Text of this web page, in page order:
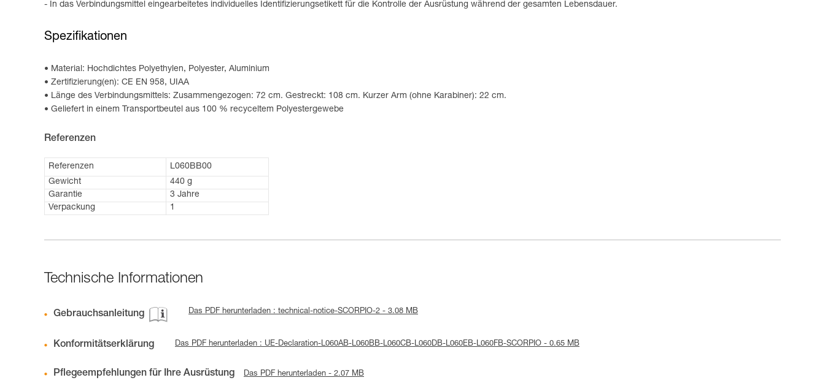
- In das Verbindungsmittel eingearbeitetes individuelles Identifizierungsetikett für die Kontrolle der Ausrüstung während der gesamten Lebensdauer.
Spezifikationen
Material: Hochdichtes Polyethylen, Polyester, Aluminium
Zertifizierung(en): CE EN 958, UIAA
Länge des Verbindungsmittels: Zusammengezogen: 72 cm. Gestreckt: 108 cm. Kurzer Arm (ohne Karabiner): 22 cm.
Geliefert in einem Transportbeutel aus 100 % recyceltem Polyestergewebe
Referenzen
Referenzen
L060BB00
Gewicht
440 g
Garantie
3 Jahre
Verpackung
1
Technische Informationen
Gebrauchsanleitung Das PDF herunterladen : technical-notice-SCORPIO-2 - 3.08 MB
Konformitätserklärung Das PDF herunterladen : UE-Declaration-L060AB-L060BB-L060CB-L060DB-L060EB-L060FB-SCORPIO - 0.65 MB
Pflegeempfehlungen für Ihre Ausrüstung Das PDF herunterladen - 2.07 MB